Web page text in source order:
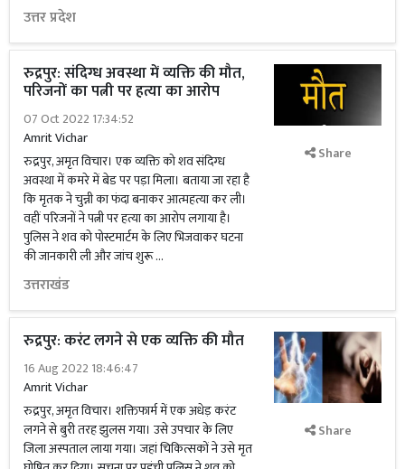
उत्तर प्रदेश
रुद्रपुर: संदिग्ध अवस्था में व्यक्ति की मौत,
परिजनों का पत्नी पर हत्या का आरोप
07 Oct 2022 17:34:52
Amrit Vichar
रुद्रपुर, अमृत विचार। एक व्यक्ति को शव संदिग्ध
अवस्था में कमरे में बेड पर पड़ा मिला। बताया जा रहा है
कि मृतक ने चुन्नी का फंदा बनाकर आत्महत्या कर ली।
वहीं परिजनों ने पत्नी पर हत्या का आरोप लगाया है।
पुलिस ने शव को पोस्टमार्टम के लिए भिजवाकर घटना
की जानकारी ली और जांच शुरू …
उत्तराखंड
Share
रुद्रपुर: करंट लगने से एक व्यक्ति की मौत
16 Aug 2022 18:46:47
Amrit Vichar
रुद्रपुर, अमृत विचार। शक्तिफार्म में एक अधेड़ करंट
लगने से बुरी तरह झुलस गया। उसे उपचार के लिए
जिला अस्पताल लाया गया। जहां चिकित्सकों ने उसे मृत
Share